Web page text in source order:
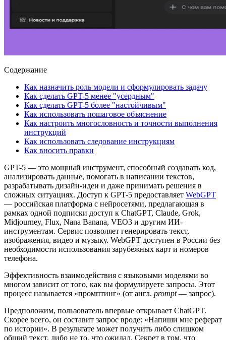
Содержание
Как назначить роль модели и сформулировать задачу
Как сделать GPT-5 менее "усердным"
Как сделать GPT-5 более "настойчивым"
Как использовать пошаговое объяснение
Как настроить многословность и точности выполнения
инструкций
Как использовать следование инструкциям
Как вносить правки
GPT-5 — это мощный инструмент, способный создавать код,
анализировать данные, помогать в написании текстов,
разрабатывать дизайн-идеи и даже принимать решения в
сложных ситуациях. Доступ к GPT-5 предоставляет WebGPT
— российская платформа с нейросетями, предлагающая в
рамках одной подписки доступ к ChatGPT, Claude, Grok,
Midjourney, Flux, Nana Banana, VEO3 и другим ИИ-
инструментам. Сервис позволяет генерировать текст,
изображения, видео и музыку. WebGPT доступен в России без
необходимости использования зарубежных карт и номеров
телефона.
Эффективность взаимодействия с языковыми моделями во
многом зависит от того, как вы формулируете запросы. Этот
процесс называется «промптинг» (от англ. prompt— запрос).
Предположим, пользователь впервые открывает ChatGPT.
Скорее всего, он составит запрос вроде: «Напиши мне реферат
по истории». В результате может получить либо слишком
общий текст, либо не то, что ожидал. Секрет в том, что